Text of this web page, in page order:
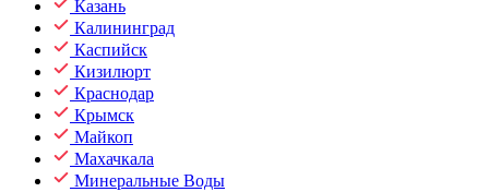
Казань
Калининград
Каспийск
Кизилюрт
Краснодар
Крымск
Майкоп
Махачкала
Минеральные Воды